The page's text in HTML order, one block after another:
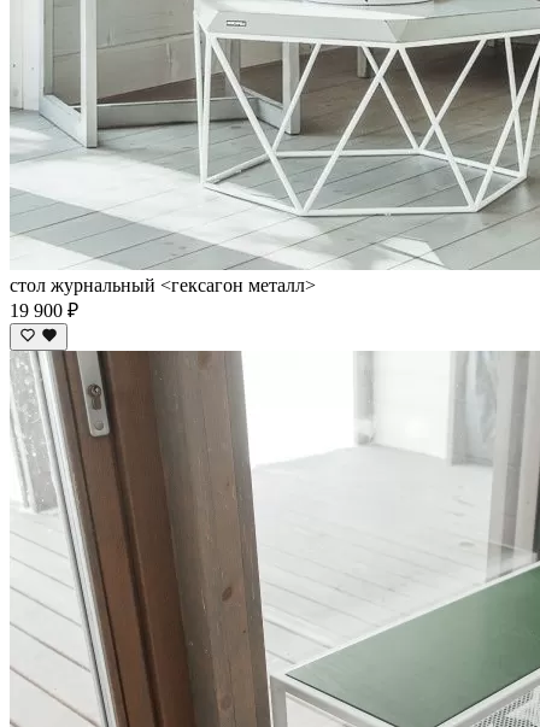
стол журнальный <гексагон металл>
19 900 ₽